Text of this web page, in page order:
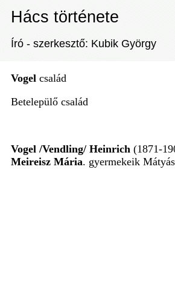
Hács története
Író - szerkesztő: Kubik György
Vogel család
Betelepülő család
Vogel /Vendling/ Heinrich (1871-
Meireisz Mária. gyermekeik